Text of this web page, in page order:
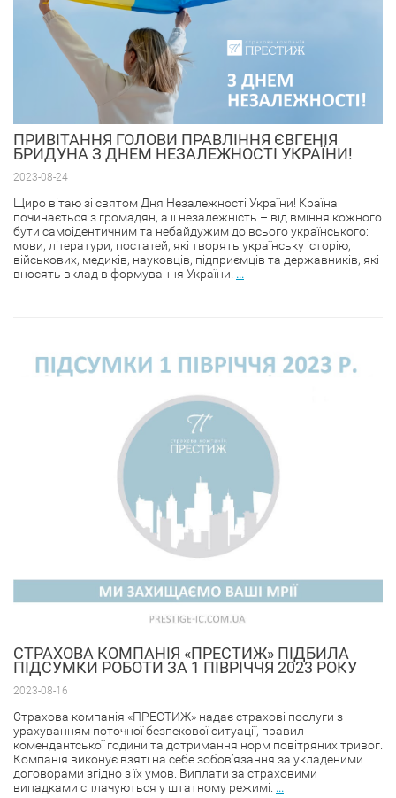
ПРИВІТАННЯ ГОЛОВИ ПРАВЛІННЯ ЄВГЕНІЯ
БРИДУНА З ДНЕМ НЕЗАЛЕЖНОСТІ УКРАЇНИ!
2023-08-24
Щиро вітаю зі святом Дня Незалежності України! Країна
починається з громадян, а її незалежність – від вміння кожного
бути самоідентичним та небайдужим до всього українського:
мови, літератури, постатей, які творять українську історію,
військових, медиків, науковців, підприємців та державників, які
вносять вклад в формування України. ...
CТРАХОВА КОМПАНІЯ «ПРЕСТИЖ» ПІДБИЛА
ПІДСУМКИ РОБОТИ ЗА 1 ПІВРІЧЧЯ 2023 РОКУ
2023-08-16
Страхова компанія «ПРЕСТИЖ» надає страхові послуги з
урахуванням поточної безпекової ситуації, правил
комендантської години та дотримання норм повітряних тривог.
Компанія виконує взяті на себе зобов’язання за укладеними
договорами згідно з їх умов. Виплати за страховими
випадками сплачуються у штатному режимі. ...